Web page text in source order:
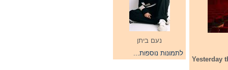
נעם ביתן
לתמונות נוספות...
Yesterday